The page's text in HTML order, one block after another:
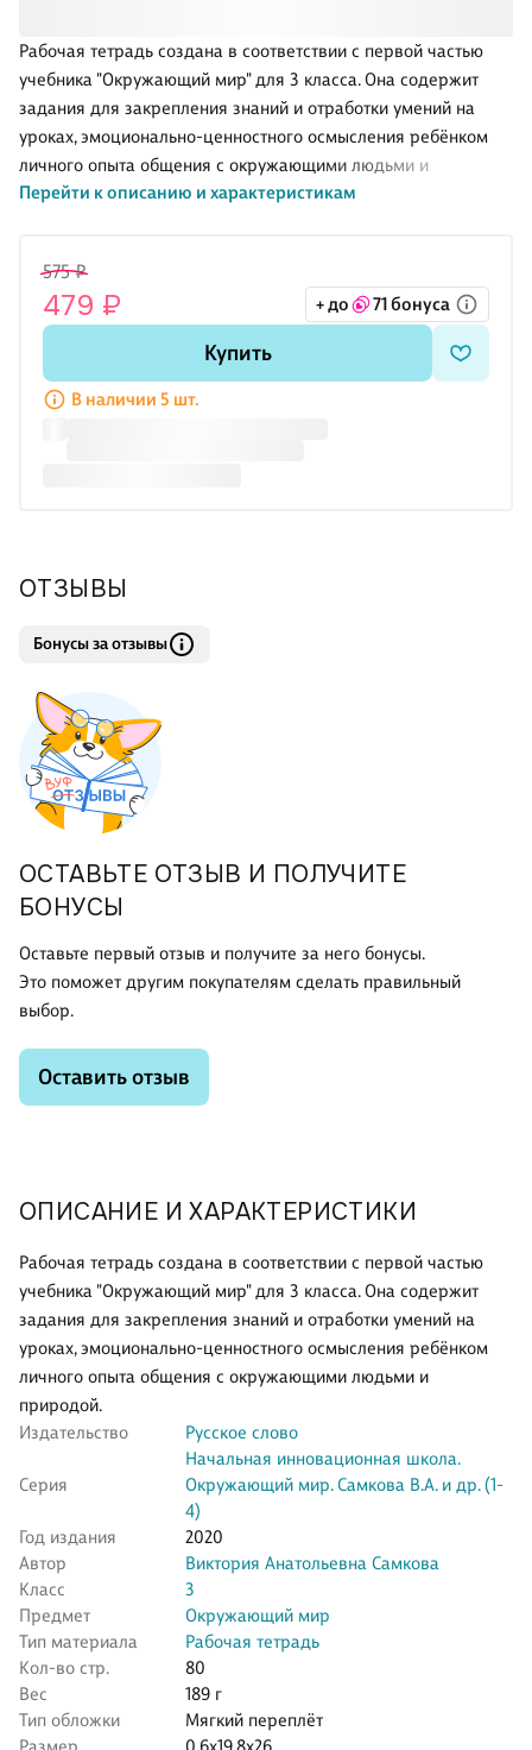
Рабочая тетрадь создана в соответствии с первой частью
учебника "Окружающий мир" для 3 класса. Она содержит
задания для закрепления знаний и отработки умений на
уроках, эмоционально-ценностного осмысления ребёнком
личного опыта общения с окружающими людьми и
природой.
Перейти к описанию и характеристикам
575 ₽
479 ₽ + до 71 бонуса
Купить
В наличии 5 шт.
ОПИСАНИЕ И ХАРАКТЕРИСТИКИ
Рабочая тетрадь создана в соответствии с первой частью
учебника "Окружающий мир" для 3 класса. Она содержит
задания для закрепления знаний и отработки умений на
уроках, эмоционально-ценностного осмысления ребёнком
личного опыта общения с окружающими людьми и
природой.
Издательство
Русское слово
Серия
Начальная инновационная школа.
Окружающий мир. Самкова В.А. и др. (1-
4)
Год издания
2020
Автор
Виктория Анатольевна Самкова
Класс
3
Предмет
Окружающий мир
Тип материала
Рабочая тетрадь
Кол-во стр.
80
Вес
189 г
Тип обложки
Мягкий переплёт
ОТЗЫВЫ
Бонусы за отзывы
ОСТАВЬТЕ ОТЗЫВ И ПОЛУЧИТЕ
БОНУСЫ
Оставьте первый отзыв и получите за него бонусы.
Это поможет другим покупателям сделать правильный
выбор.
Оставить отзыв